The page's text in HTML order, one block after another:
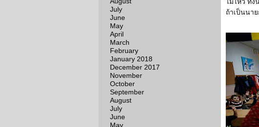
July
June
May
April
March
February
January 2018
December 2017
November
October
September
August
July
June
May
ถ้าเป็นนา